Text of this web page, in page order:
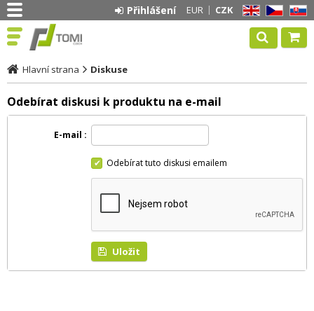
EN CZ SK
EUR CZK
Přihlášení
Hlavní strana Diskuse
Odebírat diskusi k produktu na e-mail
E-mail
Odebírat tuto diskusi emailem
Uložit